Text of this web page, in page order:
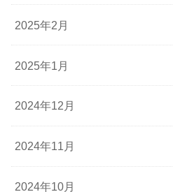
2025年2月
2025年1月
2024年12月
2024年11月
2024年10月